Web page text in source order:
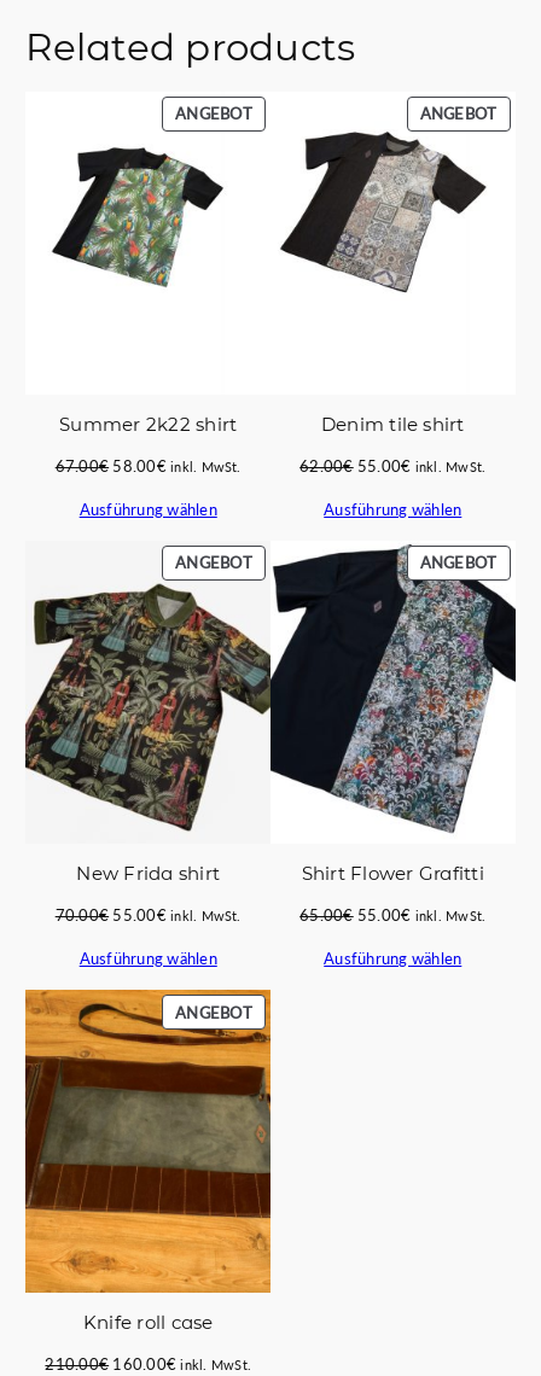
Related products
ANGEBOTPRODUKT
IM
ANGEBOT
Summer 2k22 shirt
67.00€ Ursprünglicher
war:
58.00€Aktueller
ist:
inkl. MwSt.
Ausführung wählen
ANGEBOT
IM
Denim tile shirt
62.00€ Ursprünglicher
war:
55.00€Aktueller
ist:
inkl. MwSt.
Ausführung wählen
ANGEBOTPRODUKT
IM
ANGEBOT
New Frida shirt
70.00€ Ursprünglicher
war:
70.00€
55.00€Aktueller
ist:
55.00€.
inkl. MwSt.
Ausführung wählen
ANGEBOT
IM
Shirt Flower Grafitti
65.00€ Ursprünglicher
war:
55.00€Aktueller
ist:
inkl. MwSt.
Ausführung wählen
ANGEBOTPRODUKT
IM
ANGEBOT
Knife roll case
210.00€ Ursprünglicher
160.00€Aktueller
inkl. MwSt.